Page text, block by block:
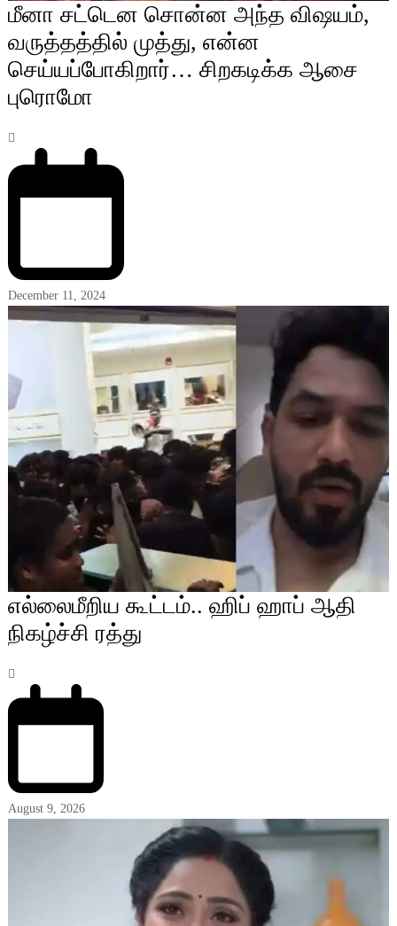
மீனா சட்டென சொன்ன அந்த விஷயம்,
வருத்தத்தில் முத்து, என்ன
செய்யப்போகிறார்… சிறகடிக்க ஆசை
புரொமோ
December 11, 2024
எல்லைமீறிய கூட்டம்.. ஹிப் ஹாப் ஆதி
நிகழ்ச்சி ரத்து
August 9, 2026